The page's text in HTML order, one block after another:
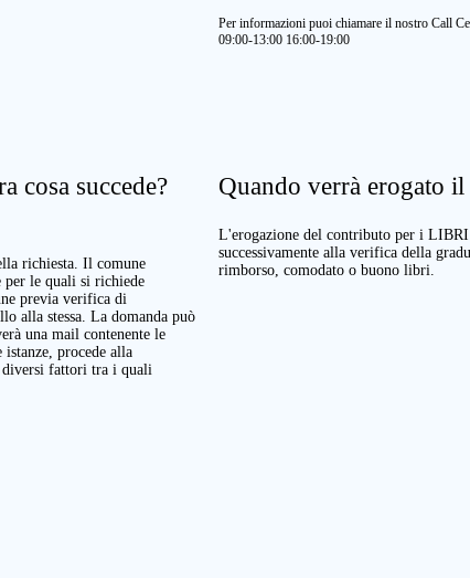
Per informazioni puoi chiamare il nostro Call
09:00-13:00 16:00-19:00
cosa succede?
richiesta. Il comune
per le quali si richiede
previa verifica di
alla stessa. La domanda può
una mail contenente le
procede alla
diversi fattori tra i quali
Quando verrà erogato
L'erogazione del contributo per i LIBRI
successivamente alla verifica della
rimborso, comodato o buono libri.